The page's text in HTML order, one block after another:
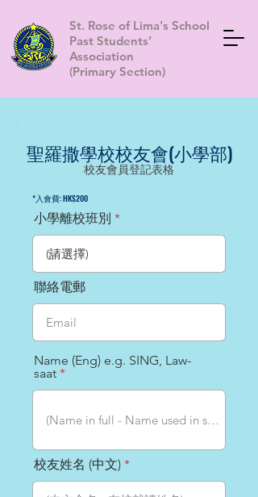
St. Rose of Lima's School
Past Students’
Association
(Primary Section)
校友會員登記表格
聖羅撒學校校友會(小學部)
*入會費: HK$200
小學離校班別
聯絡電郵
Name (Eng) e.g. SING, Law-
saat
校友姓名 (中文)